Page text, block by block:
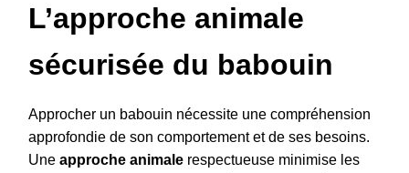
L’approche animale
sécurisée du babouin
Approcher un babouin nécessite une compréhension
approfondie de son comportement et de ses besoins.
Une approche animale respectueuse minimise les